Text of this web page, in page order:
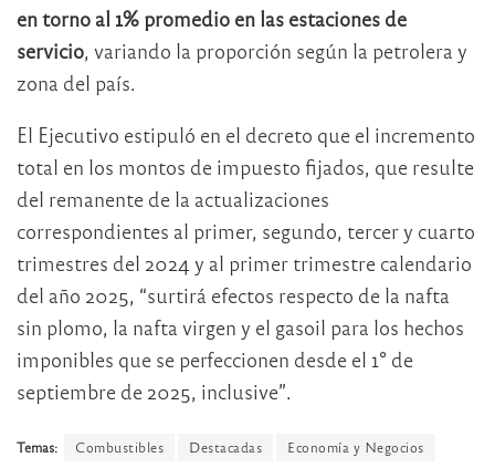
en torno al 1% promedio en las estaciones de
servicio, variando la proporción según la petrolera y
zona del país.
El Ejecutivo estipuló en el decreto que el incremento
total en los montos de impuesto fijados, que resulte
del remanente de la actualizaciones
correspondientes al primer, segundo, tercer y cuarto
trimestres del 2024 y al primer trimestre calendario
del año 2025, “surtirá efectos respecto de la nafta
sin plomo, la nafta virgen y el gasoil para los hechos
imponibles que se perfeccionen desde el 1° de
septiembre de 2025, inclusive”.
Temas: Combustibles Destacadas
Economía y Negocios